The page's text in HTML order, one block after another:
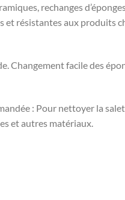
rechanges
et résistantes aux produits
Changement facile des
: Pour nettoyer la
et autres matériaux.